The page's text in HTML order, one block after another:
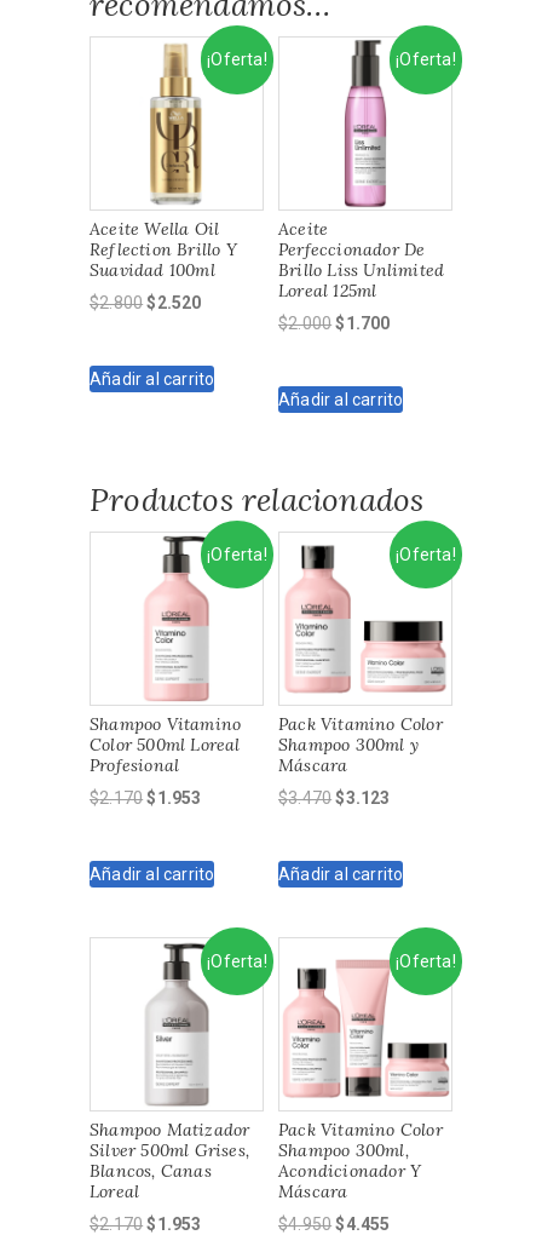
¡Oferta!
Aceite Wella Oil
Reflection Brillo Y
Suavidad 100ml
$2.800El
era:
$2.520El
es:
Añadir al carrito
¡Oferta!
Aceite
Perfeccionador De
Brillo Liss Unlimited
Loreal 125ml
$2.000El
era:
$1.700El
es:
Añadir al carrito
Productos relacionados
¡Oferta!
Shampoo Vitamino
Color 500ml Loreal
Profesional
$2.170El
era:
$1.953
es:
Añadir al carrito
¡Oferta!
Pack Vitamino Color
Shampoo 300ml y
Máscara
$3.470El
era:
$3.123
es:
Añadir al carrito
¡Oferta!
Shampoo Matizador
Silver 500ml Grises,
Blancos, Canas
Loreal
$2.170El
$1.953
¡Oferta!
Pack Vitamino Color
Shampoo 300ml,
Acondicionador Y
Máscara
$4.950El
$4.455